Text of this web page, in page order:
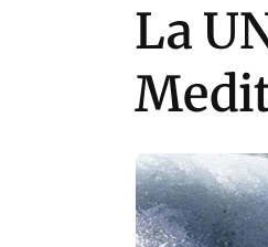
La